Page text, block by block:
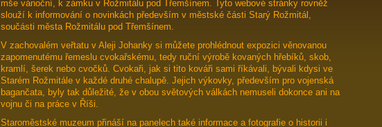
mše vánoční, k zámku v Rožmitálu pod Třemšínem. Tyto webové stránky rovněž
slouží k informování o novinkách především v městské části Starý Rožmitál,
součásti města Rožmitálu pod Třemšínem.
V zachovalém veřtatu v Aleji Johanky si můžete prohlédnout expozici věnovanou
zapomenutému řemeslu cvokařskému, tedy ruční výrobě kovaných hřebíků, skob,
kramlí, šerek nebo cvočků. Cvokaři, jak si tito kováři sami říkávali, bývali kdysi ve
Starém Rožmitále v každé druhé chalupě. Jejich výkovky, především pro vojenská
bagančata, byly tak důležité, že v obou světových válkách nemuseli dokonce ani na
vojnu či na práce v Říši.
Staroměstské muzeum přináší na panelech také informace a fotografie o historii i